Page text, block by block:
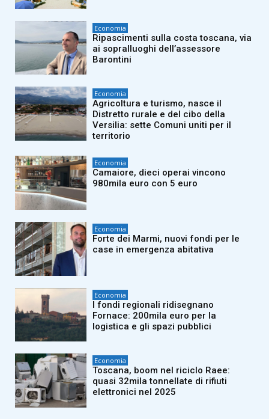
Economia
Ripascimenti sulla costa toscana, via
ai sopralluoghi dell’assessore
Barontini
Economia
Agricoltura e turismo, nasce il
Distretto rurale e del cibo della
Versilia: sette Comuni uniti per il
territorio
Economia
Camaiore, dieci operai vincono
980mila euro con 5 euro
Economia
Forte dei Marmi, nuovi fondi per le
case in emergenza abitativa
Economia
I fondi regionali ridisegnano
Fornace: 200mila euro per la
logistica e gli spazi pubblici
Economia
Toscana, boom nel riciclo Raee:
quasi 32mila tonnellate di rifiuti
elettronici nel 2025